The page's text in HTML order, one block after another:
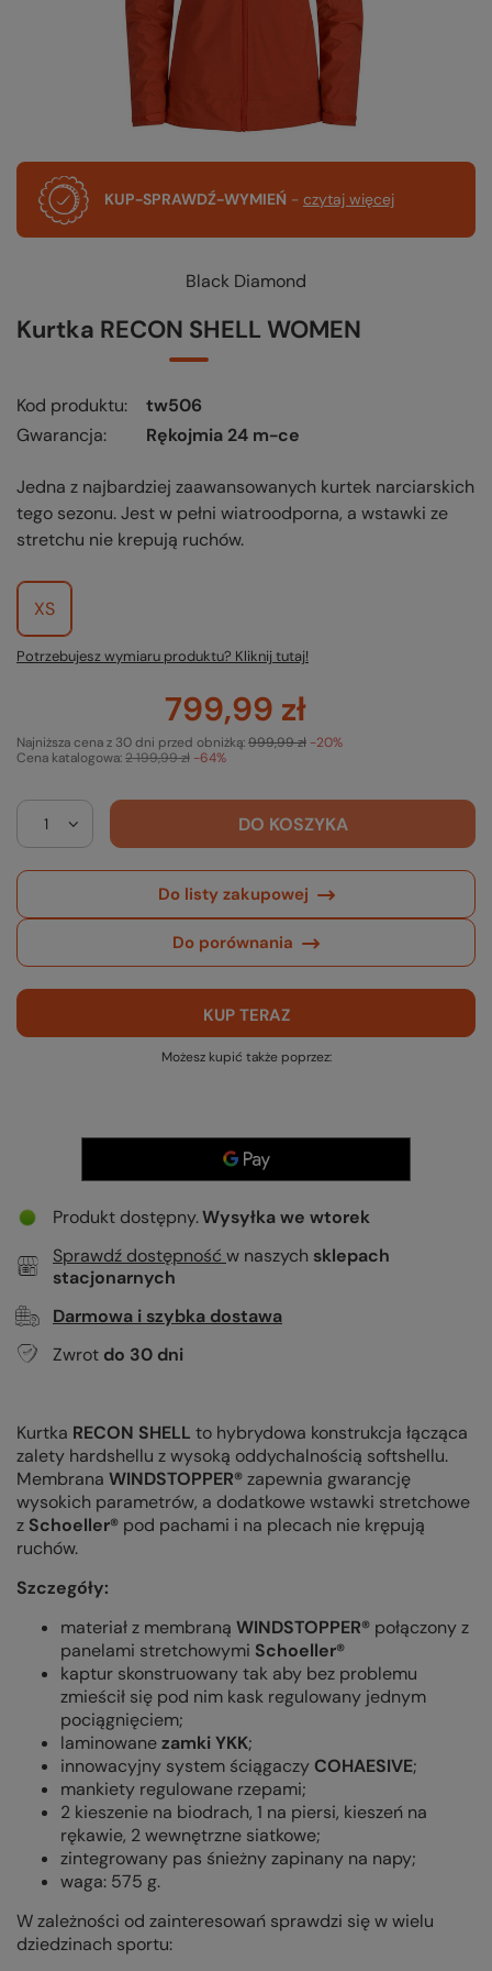
KUP-SPRAWDŹ-WYMIEŃ - czytaj więcej
Black Diamond
Kurtka RECON SHELL WOMEN
Kod produktu
tw506
Gwarancja
Rękojmia 24 m-ce
Jedna z najbardziej zaawansowanych kurtek narciarskich
tego sezonu. Jest w pełni wiatroodporna, a wstawki ze
stretchu nie krepują ruchów.
XS
Potrzebujesz wymiaru produktu? Kliknij tutaj!
799,99 zł
Cena katalogowa:2 199,99 zł -64%
Najniższa cena z 30 dni przed obniżką:999,99 zł -20%
DO KOSZYKA
Do listy zakupowej
Do porównania
KUP TERAZ
Możesz kupić także poprzez:
Produkt dostępny Wysyłkawe wtorek
Sprawdź dostępność w naszych sklepach
stacjonarnych
Darmowa i szybka dostawa
Zwrot do 30 dni
Kurtka RECON SHELL to hybrydowa konstrukcja łącząca
zalety hardshellu z wysoką oddychalnością softshellu.
Membrana WINDSTOPPER®zapewnia gwarancję
wysokich parametrów, a dodatkowe wstawki stretchowe
z Schoeller® pod pachami i na plecach nie krępują
ruchów.
Szczegóły:
materiał z membraną WINDSTOPPER® połączony z
panelami stretchowymi Schoeller®
kaptur skonstruowany tak aby bez problemu
zmieścił się pod nim kask regulowany jednym
pociągnięciem;
laminowanezamki YKK;
innowacyjny system ściągaczyCOHAESIVE;
mankiety regulowane rzepami;
2 kieszenie na biodrach, 1 na piersi, kieszeń na
rękawie, 2 wewnętrzne siatkowe;
zintegrowany pas śnieżny zapinany na napy;
waga: 575 g.
W zależności od zainteresowań sprawdzi się w wielu
dziedzinach sportu: